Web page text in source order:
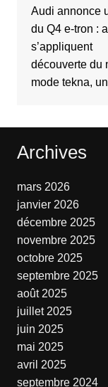
Audi annonce
du Q4 e-tron :
s’appliquent
découverte du
mode tekna,
Archives
mars 2026
janvier 2026
décembre 2025
novembre 2025
octobre 2025
septembre 2025
août 2025
juillet 2025
juin 2025
mai 2025
avril 2025
septembre 2024